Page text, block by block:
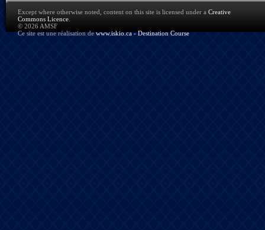
Except where otherwise noted, content on this site is licensed under a Creative
Commons Licence
© 2026 AMSF
Ce site est une réalisation dewww.iskio.ca - Destination Course